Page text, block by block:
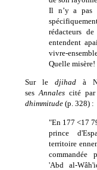
Il n’y a pas
rédacteurs
entendent
vivre-
Quelle misère!
Sur le djihad à
sesAnnalescité
dhimmitude (p. 328) :
"En 177 <17
prince
territoire
'Abd al-